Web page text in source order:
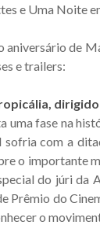
e Uma Noite
aniversário de
e trailers:
uma fase na
com a
o importante
do júri da
Prêmio do
o